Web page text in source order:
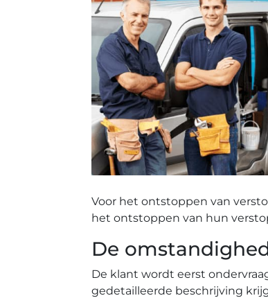
Voor het ontstoppen van
het ontstoppen van hun
De
De klant wordt eerst
gedetailleerde beschrijving